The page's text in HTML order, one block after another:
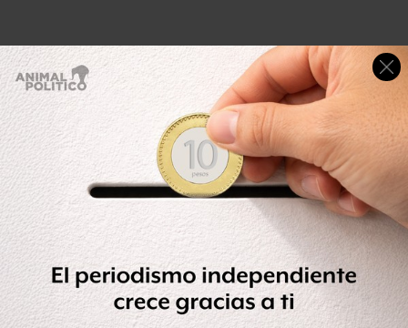
El nuevo candidato, o candidata, para el nombramiento
del nuevo ministro, o nueva ministra, de la Suprema
Corte no llegará antes de febrero, cuando inicia el
siguiente periodo ordinario de sesiones de los
legisladores.
Y es que tras el rechazo de la primera terna, la Secretaría
de Gobernación dijo que haría llegar una nueva
propuesta en el plazo constitucional de 30 días. Y fue ahí
cuando todo mundo se hizo bolas.